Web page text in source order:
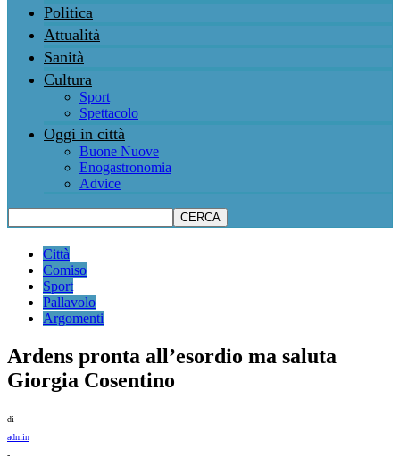
Politica
Attualità
Sanità
Cultura
Sport
Spettacolo
Oggi in città
Buone Nuove
Enogastronomia
Advice
Città
Comiso
Sport
Pallavolo
Argomenti
Ardens pronta all’esordio ma saluta
Giorgia Cosentino
di
admin
-